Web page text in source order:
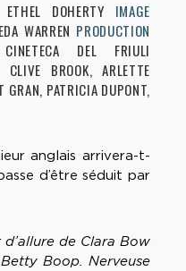
DOHERTY IMAGE
EDA WARREN PRODUCTION
CINETECA DEL FRIULI
CLIVE BROOK, ARLETTE
GRAN, PATRICIA DUPONT,
anglais arrivera-t-
d’être séduit par
de Clara Bow
Boop. Nerveuse